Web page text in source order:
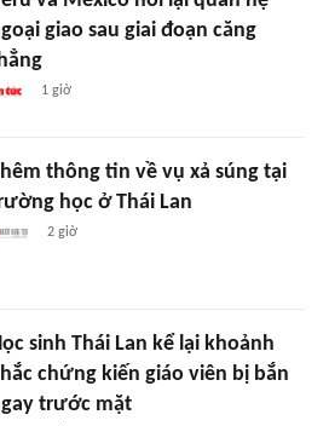
giao sau giai đoạn căng
1 giờ
thông tin về vụ xả súng tại
học ở Thái Lan
2 giờ
sinh Thái Lan kể lại khoảnh
chứng kiến giáo viên bị bắn
trước mặt